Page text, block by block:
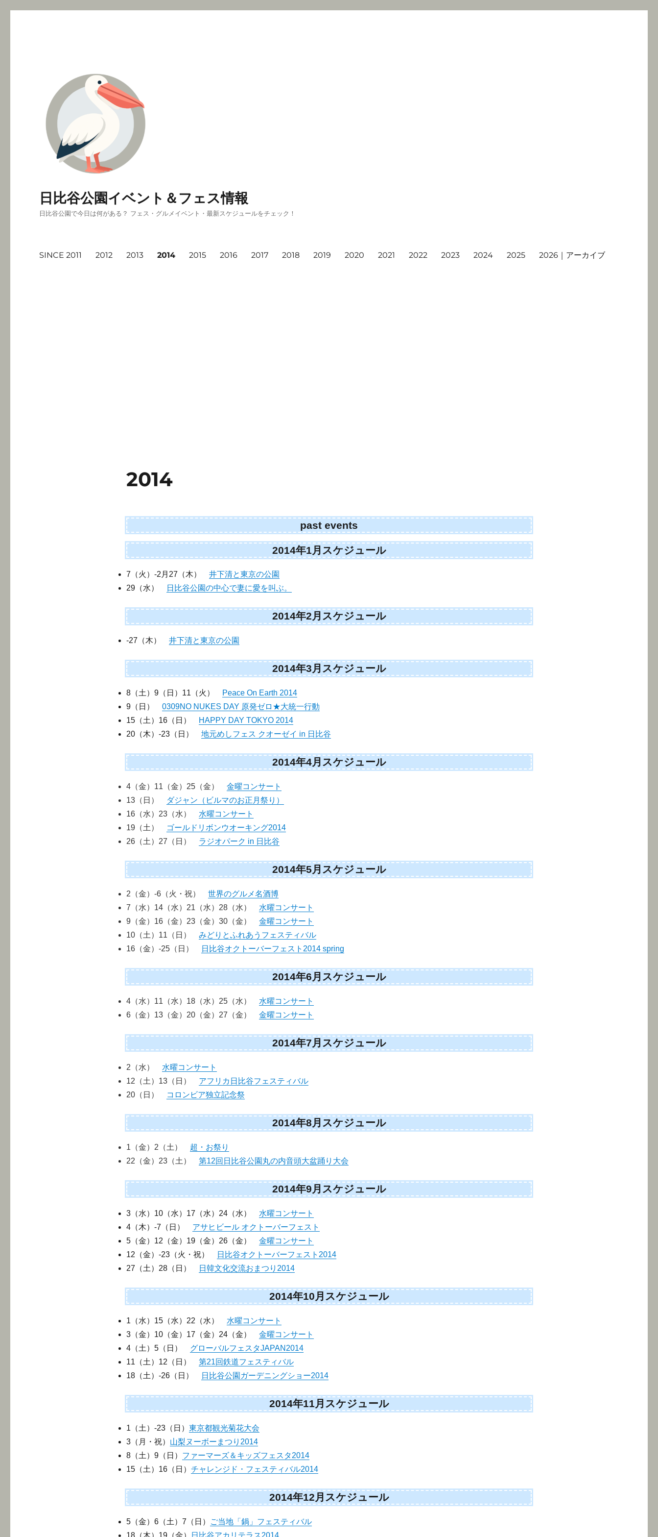
日比谷公園イベント＆フェス情報
日比谷公園で今日は何がある？ フェス・グルメイベント・最新スケジュールをチェック！
SINCE 2011 2012 2013 2014 2015 2016 2017 2018 2019 2020 2021 2022 2023 2024 2025 2026｜アーカイブ
2014
past events
2014年1月スケジュール
7（火）-2月27（木） 井下清と東京の公園
29（水）
日比谷公園の中心で妻に愛を叫ぶ。
2014年2月スケジュール
-27（木） 井下清と東京の公園
2014年3月スケジュール
8（土）9（日）11（火）
Peace On Earth 2014
9（日） 0309NO NUKES DAY 原発ゼロ★大統一行動
15（土）16（日）
HAPPY DAY TOKYO 2014
20（木）-23（日） 地元めしフェス クオーゼイ in 日比谷
2014年4月スケジュール
4（金）11（金）25（金） 金曜コンサート
13（日）
ダジャン（ビルマのお正月祭り）
16（水）23（水） 水曜コンサート
19（土）
ゴールドリボンウオーキング2014
26（土）27（日） ラジオパーク in 日比谷
2014年5月スケジュール
2（金）-6（火・祝） 世界のグルメ名酒博
7（水）14（水）21（水）28（水） 水曜コンサート
9（金）16（金）23（金）30（金） 金曜コンサート
10（土）11（日） みどりとふれあうフェスティバル
16（金）-25（日）
日比谷オクトーバーフェスト2014 spring
2014年6月スケジュール
4（水）11（水）18（水）25（水） 水曜コンサート
6（金）13（金）20（金）27（金） 金曜コンサート
2014年7月スケジュール
2（水） 水曜コンサート
12（土）13（日） アフリカ日比谷フェスティバル
20（日）
コロンビア独立記念祭
2014年8月スケジュール
1（金）2（土） 超・お祭り
22（金）23（土） 第12回日比谷公園丸の内音頭大盆踊り大会
2014年9月スケジュール
3（水）10（水）17（水）24（水） 水曜コンサート
4（木）-7（日） アサヒビール オクトーバーフェスト
5（金）12（金）19（金）26（金） 金曜コンサート
12（金）-23（火・祝）
日比谷オクトーバーフェスト2014
27（土）28（日）
日韓文化交流おまつり2014
2014年10月スケジュール
1（水）15（水）22（水） 水曜コンサート
3（金）10（金）17（金）24（金） 金曜コンサート
4（土）5（日） グローバルフェスタJAPAN2014
11（土）12（日） 第21回鉄道フェスティバル
18（土）-26（日）
日比谷公園ガーデニングショー2014
2014年11月スケジュール
1（土）-23（日） 東京都観光菊花大会
3（月・祝） 山梨ヌーボーまつり2014
8（土）9（日） ファーマーズ＆キッズフェスタ2014
15（土）16（日） チャレンジド・フェスティバル2014
2014年12月スケジュール
5（金）6（土）7（日）
ご当地「鍋」フェスティバル
18（木）19（金）
日比谷アカリテラス2014